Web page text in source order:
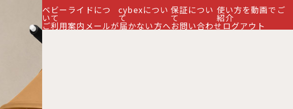
ベビーライドにつ
いて
cybexについ
て
保証につい
て
使い方を動画でご
紹介
ご利用案内 メールが届かない方へお問い合わせログアウト